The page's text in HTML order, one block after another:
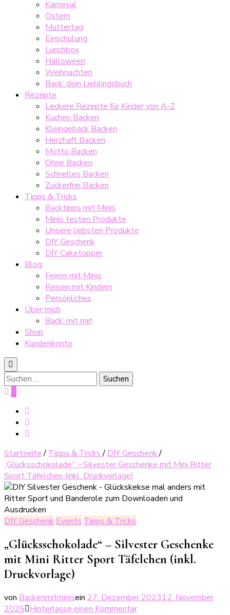
Karneval
Ostern
Muttertag
Einschulung
Lunchbox
Halloween
Weihnachten
Back‘ dein Lieblingsbuch
Rezepte
Leckere Rezepte für Kinder von A-Z
Kuchen Backen
Kleingebäck Backen
Herzhaft Backen
Motto Backen
Ohne Backen
Schnelles Backen
Zuckerfrei Backen
Tipps & Tricks
Backtipps mit Minis
Minis testen Produkte
Unsere liebsten Produkte
DIY Geschenk
DIY Caketopper
Blog
Feiern mit Minis
Reisen mit Kindern
Persönliches
Über mich
Back’ mit mir!
Shop
Kundenkonto
Suche
nach:
Startseite / Tipps & Tricks/ DIY Geschenk/
„Glücksschokolade“ – Silvester Geschenke mit Mini Ritter
Sport Täfelchen (inkl. Druckvorlage)
DIY Geschenk Events Tipps & Tricks
„Glücksschokolade“ – Silvester Geschenke
mit Mini Ritter Sport Täfelchen (inkl.
Druckvorlage)
von Backenmitminisein 27. Dezember 202312. November
2025 Hinterlasse einen Kommentarzu